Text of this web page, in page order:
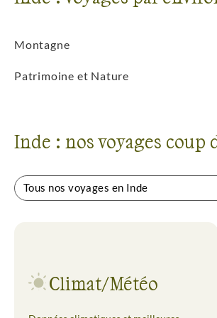
Montagne
Patrimoine et Nature
Inde : nos voyages coup
Tous nos voyages en Inde
Climat/Météo